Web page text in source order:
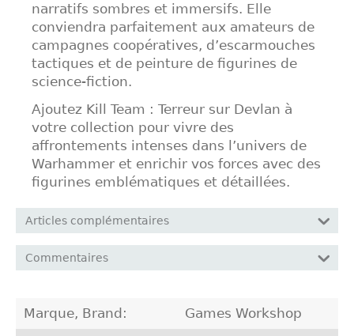
narratifs sombres et immersifs. Elle
conviendra parfaitement aux amateurs de
campagnes coopératives, d’escarmouches
tactiques et de peinture de figurines de
science-fiction.
Ajoutez Kill Team : Terreur sur Devlan à
votre collection pour vivre des
affrontements intenses dans l’univers de
Warhammer et enrichir vos forces avec des
figurines emblématiques et détaillées.
Articles complémentaires
Commentaires
Marque, Brand: Games Workshop